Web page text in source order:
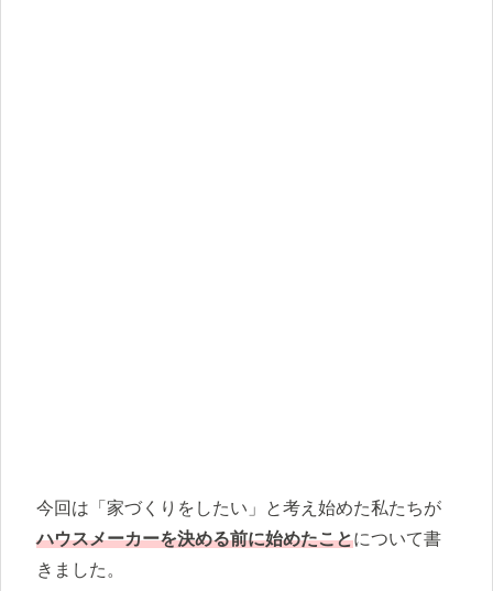
今回は「家づくりをしたい」と考え始めた私たちが
ハウスメーカーを決める前に始めたことについて書
きました。